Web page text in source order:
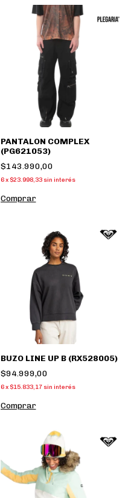
PANTALON COMPLEX
(PG621053)
$143.990,00
6 x $23.998,33 sin interés
Comprar
BUZO LINE UP B (RX528005)
$94.999,00
6 x $15.833,17 sin interés
Comprar